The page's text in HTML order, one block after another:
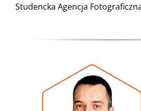
Studencka Agencja